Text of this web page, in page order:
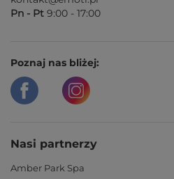
Pn - Pt 9:00 - 17:00
Poznaj nas bliżej:
Nasi partnerzy
Amber Park Spa